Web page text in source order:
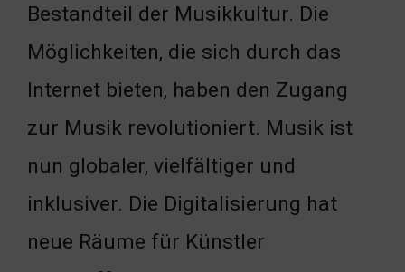
Bestandteil der Musikkultur. Die
Möglichkeiten, die sich durch das
Internet bieten, haben den Zugang
zur Musik revolutioniert. Musik ist
nun globaler, vielfältiger und
inklusiver. Die Digitalisierung hat
neue Räume für Künstler